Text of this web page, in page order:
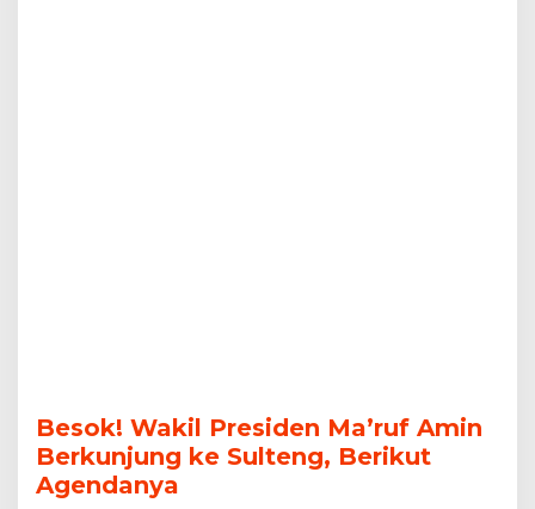
Besok! Wakil Presiden Ma’ruf Amin
Berkunjung ke Sulteng, Berikut
Agendanya